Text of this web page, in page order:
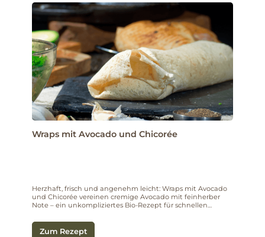
Wraps mit Avocado und Chicorée
Herzhaft, frisch und angenehm leicht: Wraps mit Avocado
und Chicorée vereinen cremige Avocado mit feinherber
Note – ein unkompliziertes Bio-Rezept für schnellen
Zum Rezept